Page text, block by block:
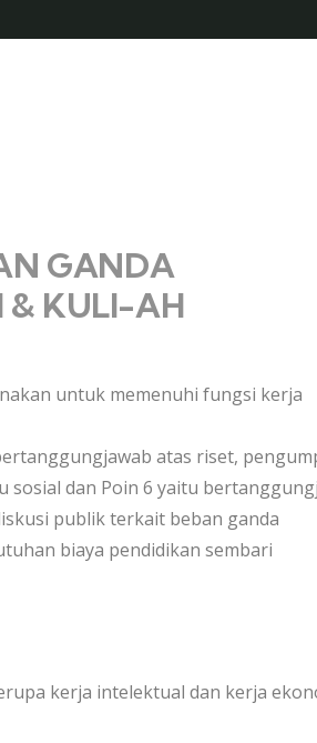
GANDA
& KULI-AH
untuk memenuhi fungsi kerja
atas riset,
sosial dan Poin 6 yaitu
publik terkait beban ganda
biaya pendidikan sembari
kerja intelektual dan kerja